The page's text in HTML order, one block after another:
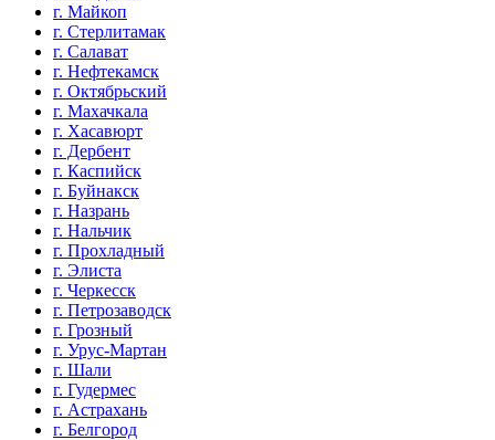
г. Майкоп
г. Стерлитамак
г. Салават
г. Нефтекамск
г. Октябрьский
г. Махачкала
г. Хасавюрт
г. Дербент
г. Каспийск
г. Буйнакск
г. Назрань
г. Нальчик
г. Прохладный
г. Элиста
г. Черкесск
г. Петрозаводск
г. Грозный
г. Урус-Мартан
г. Шали
г. Гудермес
г. Астрахань
г. Белгород